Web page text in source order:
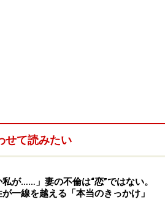
せて読みたい
私が……」妻の不倫は“恋”ではない。
一線を越える「本当のきっかけ」